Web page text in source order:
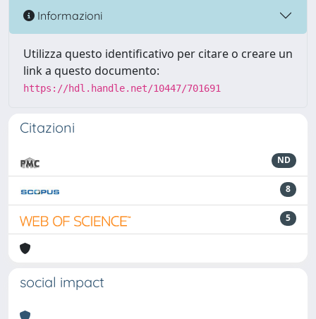
Informazioni
Utilizza questo identificativo per citare o creare un
link a questo documento:
https://hdl.handle.net/10447/701691
Citazioni
ND
8
5
social impact